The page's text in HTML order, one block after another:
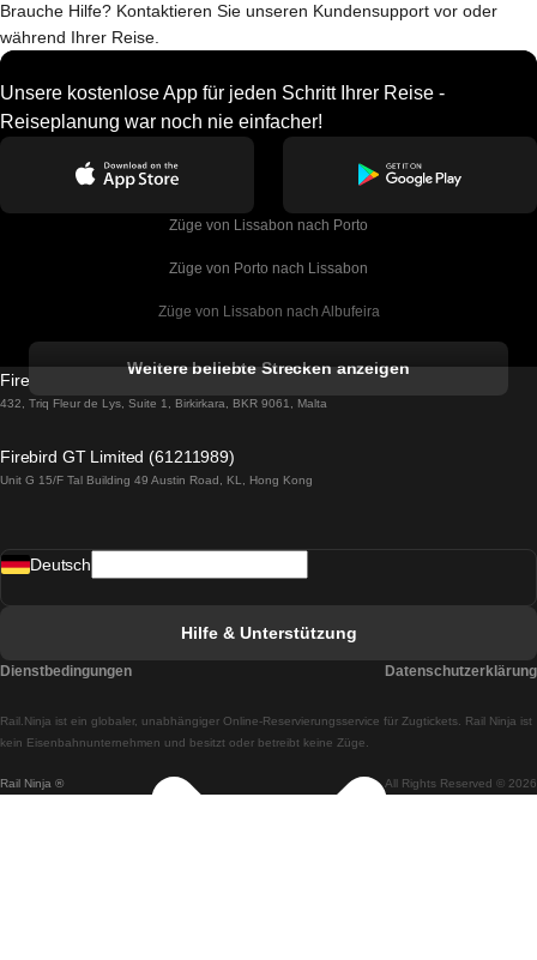
Brauche Hilfe? Kontaktieren Sie unseren Kundensupport vor oder
während Ihrer Reise.
Unsere kostenlose App für jeden Schritt Ihrer Reise -
Reiseplanung war noch nie einfacher!
Züge von Lissabon nach Porto
Züge von Porto nach Lissabon
Züge von Lissabon nach Albufeira
Züge von Lissabon nach Lagos
Züge von Lissabon nach Madrid
Züge von Lissabon nach Braga
Züge von Braga nach Lissabon
Weitere beliebte Strecken anzeigen
Firebird GT Limited (OC 1451)
432, Triq Fleur de Lys, Suite 1, Birkirkara, BKR 9061, Malta
Firebird GT Limited (61211989)
Unit G 15/F Tal Building 49 Austin Road, KL, Hong Kong
Rail Ninja ® All Rights Reserved © 2026
Rail.Ninja ist ein globaler, unabhängiger Online-Reservierungsservice für Zugtickets. Rail Ninja ist
kein Eisenbahnunternehmen und besitzt oder betreibt keine Züge.
Deutsch
Hilfe & Unterstützung
Dienstbedingungen Datenschutzerklärung